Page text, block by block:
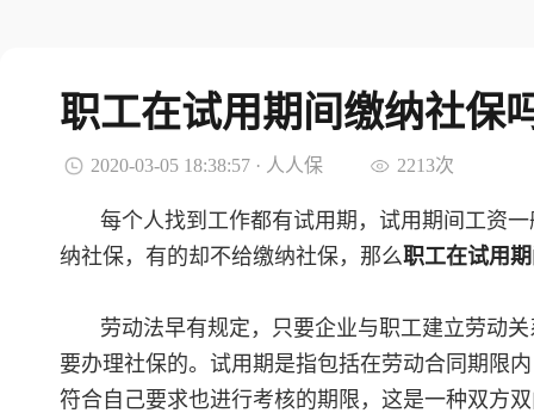
职工在试用期间缴纳社保
2020-03-05 18:38:57 · 人人保 2213次
每个人找到工作都有试用期，试用期间工资
纳社保，有的却不给缴纳社保，那么职工在试用
劳动法早有规定，只要企业与职工建立劳动
要办理社保的。试用期是指包括在劳动合同期限
符合自己要求也进行考核的期限，这是一种双方